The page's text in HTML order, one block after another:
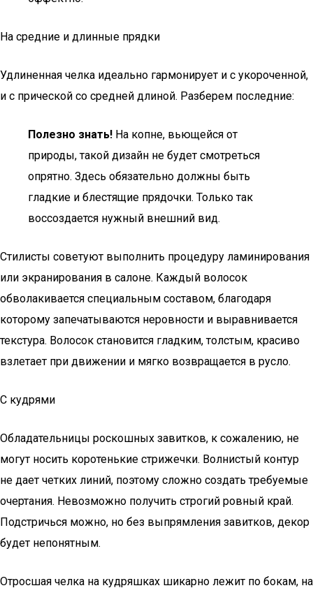
На средние и длинные прядки
Удлиненная челка идеально гармонирует и с укороченной,
и с прической со средней длиной. Разберем последние:
Полезно знать! На копне, вьющейся от
природы, такой дизайн не будет смотреться
опрятно. Здесь обязательно должны быть
гладкие и блестящие прядочки. Только так
воссоздается нужный внешний вид.
Стилисты советуют выполнить процедуру ламинирования
или экранирования в салоне. Каждый волосок
обволакивается специальным составом, благодаря
которому запечатываются неровности и выравнивается
текстура. Волосок становится гладким, толстым, красиво
взлетает при движении и мягко возвращается в русло.
С кудрями
Обладательницы роскошных завитков, к сожалению, не
могут носить коротенькие стрижечки. Волнистый контур
не дает четких линий, поэтому сложно создать требуемые
очертания. Невозможно получить строгий ровный край.
Подстричься можно, но без выпрямления завитков, декор
будет непонятным.
Отросшая челка на кудряшках шикарно лежит по бокам, на